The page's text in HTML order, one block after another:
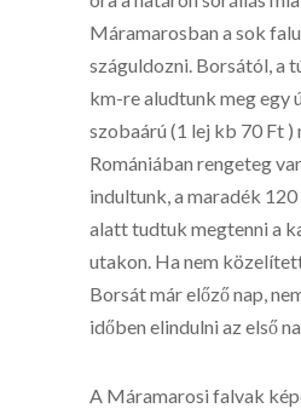
Máramarosban a sok
száguldozni. Borsától, a
km-re aludtunk meg egy
szobaárú (1 lej kb 70 Ft
Romániában rengeteg
indultunk, a maradék
alatt tudtuk megtenni a
utakon. Ha nem
Borsát már előző nap,
időben elindulni az első
A Máramarosi falvak